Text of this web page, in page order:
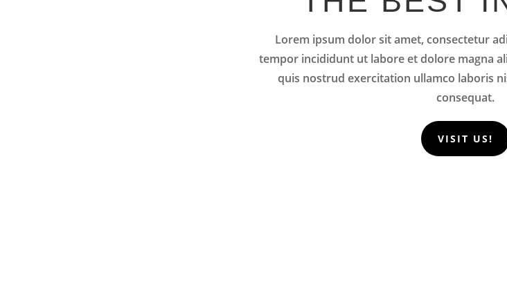
Lorem ipsum dolor sit amet, consectetur
tempor incididunt ut labore et dolore magna
quis nostrud exercitation ullamco laboris
consequat.
VISIT US!